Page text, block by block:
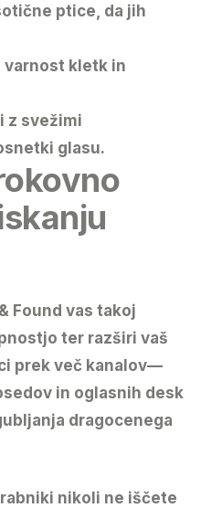
ptice , da jih
varnost kletk in
z svežimi
glasu.
Found vas takoj
ter razširi vaš
prek več kanalov—
in oglasnih desk
dragocenega
nikoli ne iščete